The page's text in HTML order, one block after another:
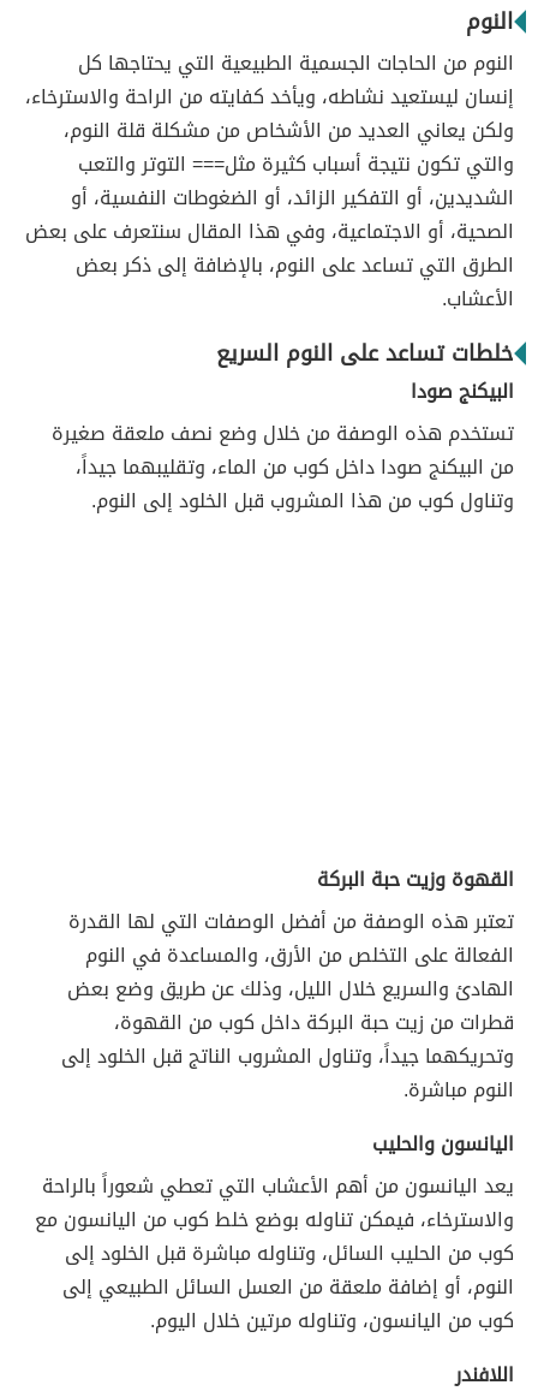
النوم
النوم من الحاجات الجسمية الطبيعية التي يحتاجها كل
إنسان ليستعيد نشاطه، ويأخد كفايته من الراحة والاسترخاء،
ولكن يعاني العديد من الأشخاص من مشكلة قلة النوم،
والتي تكون نتيجة أسباب كثيرة مثل=== التوتر والتعب
الشديدين، أو التفكير الزائد، أو الضغوطات النفسية، أو
الصحية، أو الاجتماعية، وفي هذا المقال سنتعرف على بعض
الطرق التي تساعد على النوم، بالإضافة إلى ذكر بعض
الأعشاب.
خلطات تساعد على النوم السريع
البيكنج صودا
تستخدم هذه الوصفة من خلال وضع نصف ملعقة صغيرة
من البيكنج صودا داخل كوب من الماء، وتقليبهما جيداً،
وتناول كوب من هذا المشروب قبل الخلود إلى النوم.
القهوة وزيت حبة البركة
تعتبر هذه الوصفة من أفضل الوصفات التي لها القدرة
الفعالة على التخلص من الأرق، والمساعدة في النوم
الهادئ والسريع خلال الليل، وذلك عن طريق وضع بعض
قطرات من زيت حبة البركة داخل كوب من القهوة،
وتحريكهما جيداً، وتناول المشروب الناتج قبل الخلود إلى
النوم مباشرة.
اليانسون والحليب
يعد اليانسون من أهم الأعشاب التي تعطي شعوراً بالراحة
والاسترخاء، فيمكن تناوله بوضع خلط كوب من اليانسون مع
كوب من الحليب السائل، وتناوله مباشرة قبل الخلود إلى
النوم، أو إضافة ملعقة من العسل السائل الطبيعي إلى
كوب من اليانسون، وتناوله مرتين خلال اليوم.
اللافندر